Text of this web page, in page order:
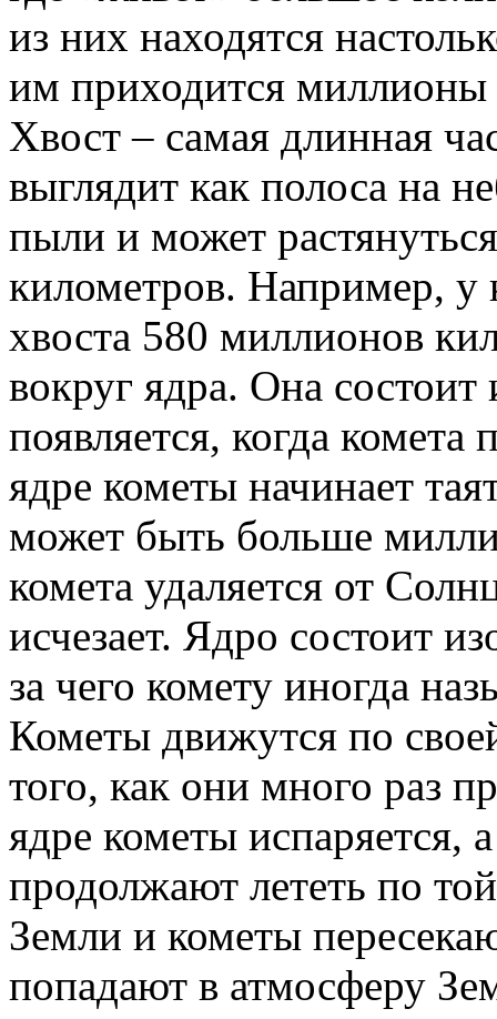
из них находятся
им приходится миллионы
Хвост – самая длинная
выглядит как полоса на
пыли и может
километров. Например, у
хвоста 580 миллионов
вокруг ядра. Она
появляется, когда
ядре кометы начинает
может быть больше
комета удаляется от
исчезает. Ядро состоит
за чего комету иногда
Кометы движутся по
того, как они много раз
ядре кометы
продолжают лететь по
Земли и кометы
попадают в атмосферу